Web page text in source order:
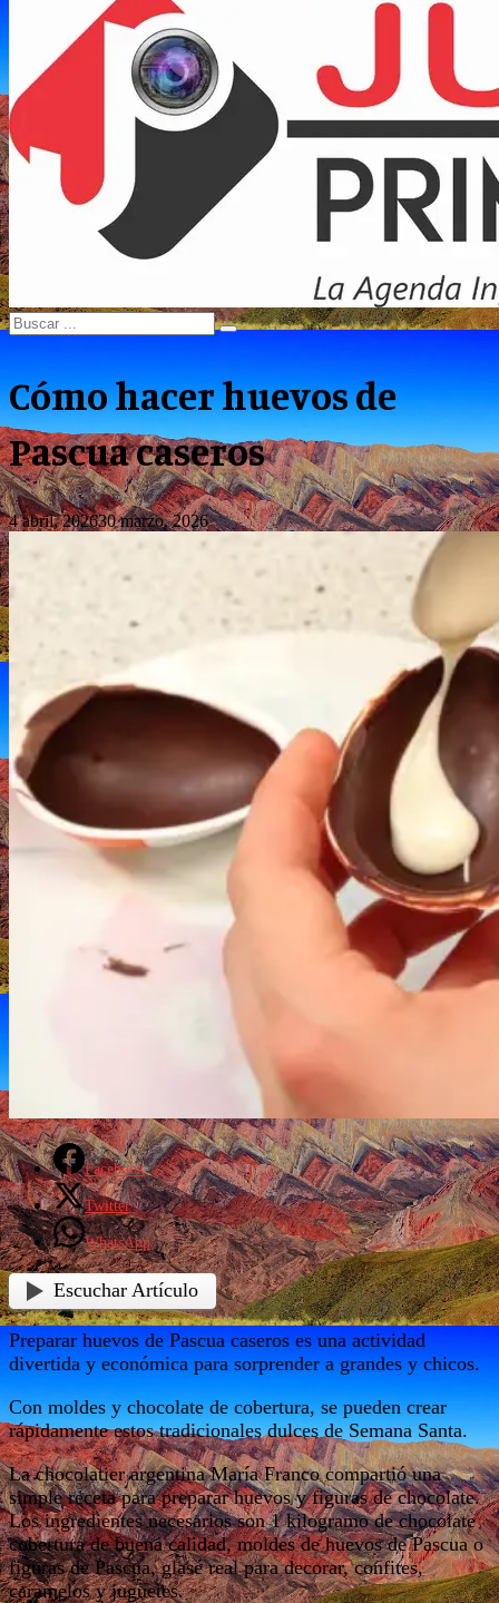
Search
for:
Search
Cómo hacer huevos de
Pascua caseros
4 abril, 202630 marzo, 2026
Facebook
Twitter
WhatsApp
Escuchar Artículo
Preparar huevos de Pascua caseros es una actividad
divertida y económica para sorprender a grandes y chicos.
Con moldes y chocolate de cobertura, se pueden crear
rápidamente estos tradicionales dulces de Semana Santa.
La chocolatier argentina María Franco compartió una
simple receta para preparar huevos y figuras de chocolate.
Los ingredientes necesarios son 1 kilogramo de chocolate
cobertura de buena calidad, moldes de huevos de Pascua o
figuras de Pascua, glasé real para decorar, confites,
caramelos y juguetes.